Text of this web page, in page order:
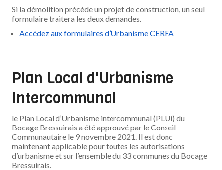
Si la démolition précède un projet de construction, un seul
formulaire traitera les deux demandes.
Accédez aux formulaires d’Urbanisme CERFA
Plan Local d'Urbanisme
Intercommunal
le Plan Local d’Urbanisme intercommunal (PLUi) du
Bocage Bressuirais a été approuvé par le Conseil
Communautaire le 9 novembre 2021. Il est donc
maintenant applicable pour toutes les autorisations
d’urbanisme et sur l’ensemble du 33 communes du Bocage
Bressuirais.